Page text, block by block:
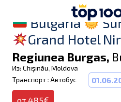
Bulgaria
Grand Hotel
Regiunea Burgas,
Из: Chișinău, Moldova
Транспорт : Автобус